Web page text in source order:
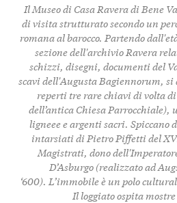
Il Museo di Casa Ravera di Bene
di visita strutturato secondo un
romana al barocco. Partendo
sezione dell'archivio Ravera
schizzi, disegni, documenti del
scavi dell'Augusta Bagiennorum,
reperti tre rare chiavi di volta
dell’antica Chiesa
ligneee e argenti sacri. Spiccano
intarsiati di Pietro Piffetti del
Magistrati, dono
D’Asburgo (realizzato ad
‘600). L’immobile è un polo
Il loggiato ospita